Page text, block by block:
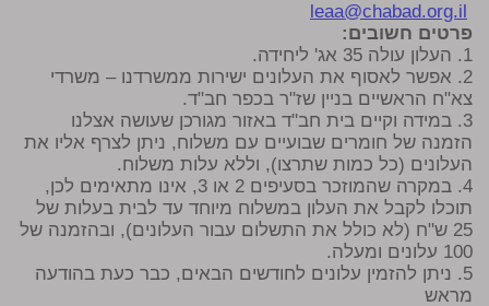
leaa@chabad.org.il
פרטים חשובים:
1. העלון עולה 35 אג' ליחידה.
2. אפשר לאסוף את העלונים ישירות ממשרדנו – משרדי
צא"ח הראשיים בניין שז"ר בכפר חב"ד.
3. במידה וקיים בית חב"ד באזור מגורכן שעושה אצלנו
הזמנה של חומרים שבועיים עם משלוח, ניתן לצרף אליו את
העלונים (כל כמות שתרצו), וללא עלות משלוח.
4. במקרה שהמוזכר בסעיפים 2 או 3, אינו מתאימים לכן,
תוכלו לקבל את העלון במשלוח מיוחד עד לבית בעלות של
25 ש"ח (לא כולל את התשלום עבור העלונים), ובהזמנה של
100 עלונים ומעלה.
5. ניתן להזמין עלונים לחודשים הבאים, כבר כעת בהודעה
מראש